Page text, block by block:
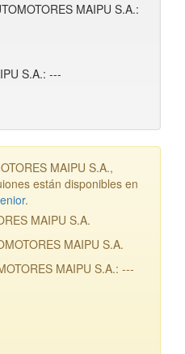
MAIPU S.A.:
S.A.: ---
MAIPU S.A.,
están disponibles en
.
MAIPU S.A.
MAIPU S.A.
MAIPU S.A.: ---